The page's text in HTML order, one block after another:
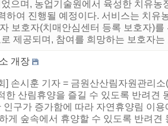
으며, 농업기술원에서 육성한 치유농
하여 진행될 예정이다. 서비스는 치유
보호자(치매안심센터 등록 보호자)
제공되며, 참여를 희망하는 보호자는
개장
] 손시훈 기자 = 금원산산림자원관리
한 산림휴양을 즐길 수 있도록 반려견
구가 증가함에 따라 자연휴양림 이
게 숲속에서 휴양할 수 있도록 반려견